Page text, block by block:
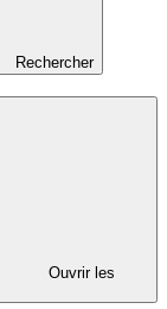
Rechercher
Ouvrir les